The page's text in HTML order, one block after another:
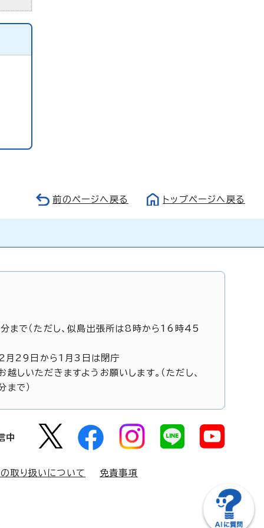
前のページへ戻る トップページへ戻る
で（ただし、似島出張所は8時から16時45
月29日から1月3日は閉庁
しいただきますようお願いします。（ただし、
で）
中
取り扱いについて 免責事項